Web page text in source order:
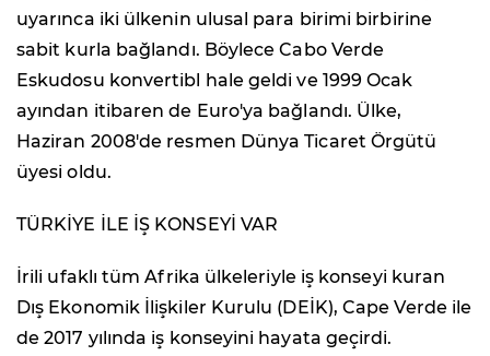
uyarınca iki ülkenin ulusal para birimi birbirine
sabit kurla bağlandı. Böylece Cabo Verde
Eskudosu konvertibl hale geldi ve 1999 Ocak
ayından itibaren de Euro'ya bağlandı. Ülke,
Haziran 2008'de resmen Dünya Ticaret Örgütü
üyesi oldu.
TÜRKİYE İLE İŞ KONSEYİ VAR
İrili ufaklı tüm Afrika ülkeleriyle iş konseyi kuran
Dış Ekonomik İlişkiler Kurulu (DEİK), Cape Verde ile
de 2017 yılında iş konseyini hayata geçirdi.